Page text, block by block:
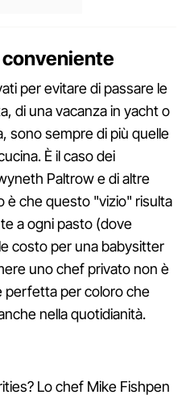
per evitare di passare le
di una vacanza in yacht o
sono sempre di più quelle
È il caso dei
Paltrow e di altre
è che questo "vizio" risulta
a ogni pasto (dove
costo per una babysitter
uno chef privato non è
perfetta per coloro che
nella quotidianità.
Lo chef Mike Fishpen